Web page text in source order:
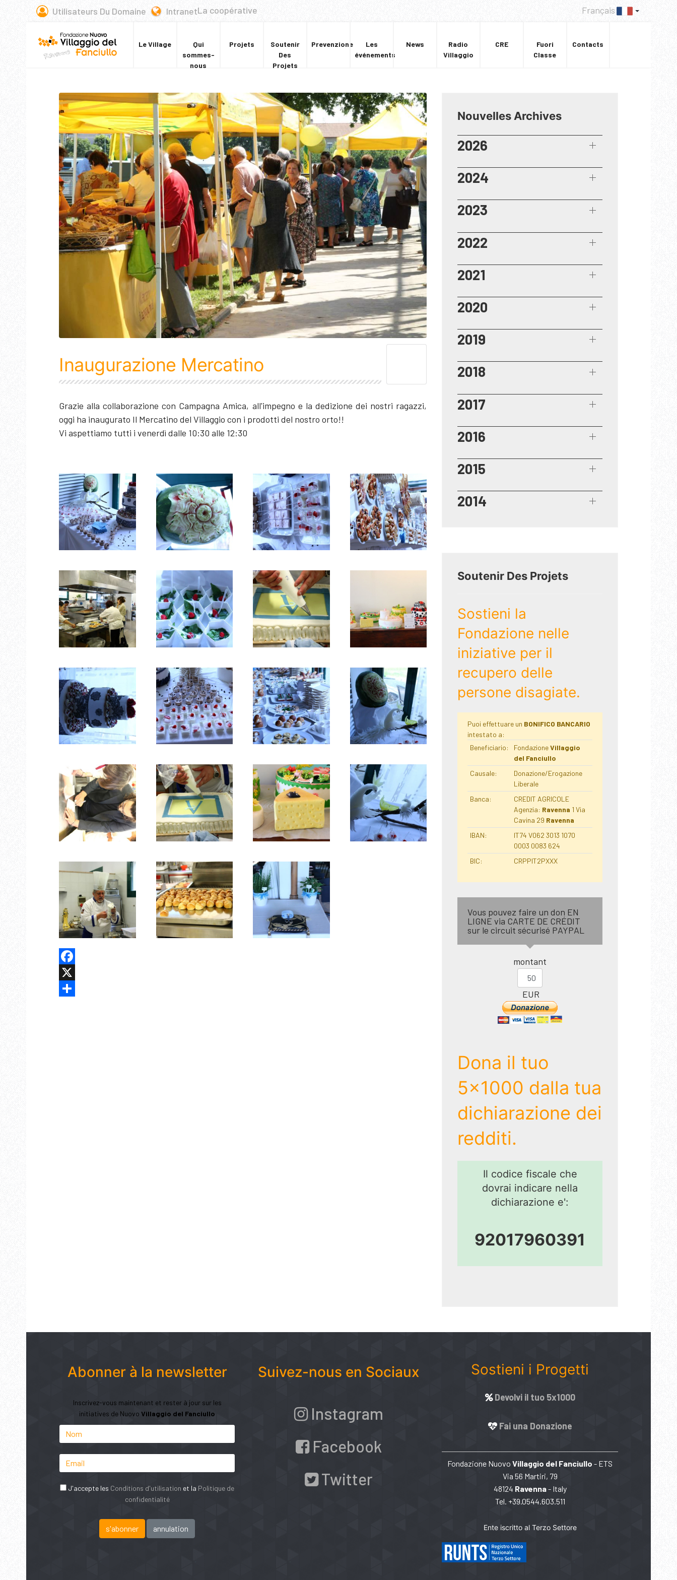
Utilisateurs Du Domaine IntranetLa coopérative Français
Le Village
Qui
sommes-
nous
Projets
Soutenir
Des
Projets
Prevenzione
Les
événements
News
Radio
Villaggio
CRE
Fuori
Classe
Contacts
Inaugurazione Mercatino
Grazie alla collaborazione con Campagna Amica, all'impegno e la dedizione dei nostri ragazzi,
oggi ha inaugurato Il Mercatino del Villaggio con i prodotti del nostro orto!!
Vi aspettiamo tutti i venerdì dalle 10:30 alle 12:30
Facebook
X
Nouvelles Archives
2026
2024
2023
2022
2021
2020
2019
2018
2017
2016
2015
2014
Soutenir Des Projets
Sostieni la
Fondazione nelle
iniziative per il
recupero delle
persone disagiate.
Puoi effettuare un BONIFICO BANCARIO
intestato a:
Beneficiario:
FondazioneVillaggio
del Fanciullo
Causale:
Donazione/Erogazione
Liberale
Banca:
CREDIT AGRICOLE
Agenzia: Ravenna 1 Via
Cavina 29 Ravenna
IBAN:
IT74 V062 3013 1070
0003 0083 624
BIC:
CRPPIT2PXXX
Vous pouvez faire un don EN
LIGNE via CARTE DE CRÉDIT
sur le circuit sécurisé PAYPAL
montant
EUR
Dona il tuo
5x1000 dalla tua
dichiarazione dei
redditi.
Il codice fiscale che
dovrai indicare nella
dichiarazione e':
92017960391
Abonner à la newsletter
Inscrivez-vous maintenant et rester à jour sur les
initiatives de Nuovo Villaggio del Fanciullo
J'accepte les Conditions d'utilisation et la Politique de
confidentialité
Suivez-nous en Sociaux
Instagram
Facebook
Twitter
Sostieni i Progetti
Devolvi il tuo 5x1000
Fai una Donazione
Fondazione Nuovo Villaggio del Fanciullo - ETS
Via 56 Martiri, 79
48124 Ravenna- Italy
Tel. +39.0544.603.511
Ente iscritto al Terzo Settore